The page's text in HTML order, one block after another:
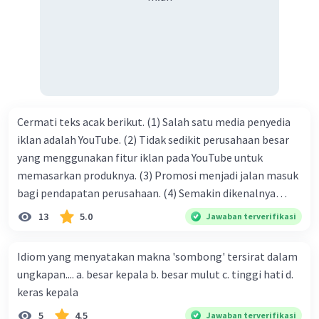
Cermati teks acak berikut. (1) Salah satu media penyedia
iklan adalah YouTube. (2) Tidak sedikit perusahaan besar
yang menggunakan fitur iklan pada YouTube untuk
memasarkan produknya. (3) Promosi menjadi jalan masuk
bagi pendapatan perusahaan. (4) Semakin dikenalnya
suatu produk oleh konsumen, semakin besar pula peluang
perusahaan kepada konsumen. Urutan yang tepat agar
menjadi teks eksposisi yang padu adalah .... A. (1)-(2)-(3)-
(4)-(5) B. (2)-(1)-(3)-(4)-(5) C. (3)-(1)-(2)-(5)-(4) D. (3)-(5)-
13 5.0 Jawaban terverifikasi
Idiom yang menyatakan makna 'sombong' tersirat dalam
ungkapan.... a. besar kepala b. besar mulut c. tinggi hati d.
keras kepala
5 4.5 Jawaban terverifikasi